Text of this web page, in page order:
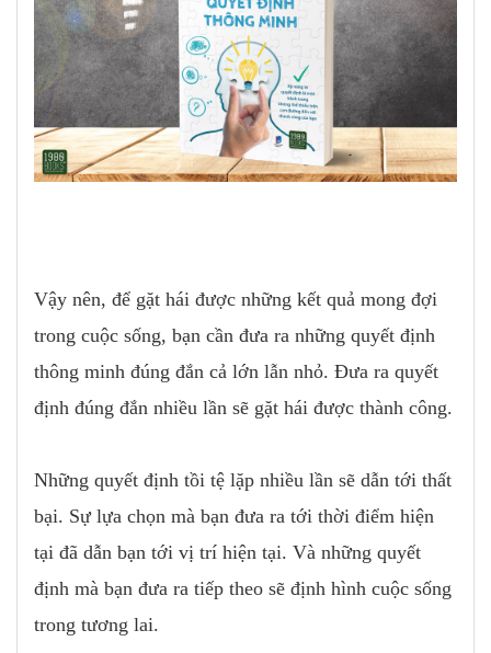
Vậy nên, để gặt hái được những kết quả mong đợi
trong cuộc sống, bạn cần đưa ra những quyết định
thông minh đúng đắn cả lớn lẫn nhỏ. Đưa ra quyết
định đúng đắn nhiều lần sẽ gặt hái được thành công.
Những quyết định tồi tệ lặp nhiều lần sẽ dẫn tới thất
bại. Sự lựa chọn mà bạn đưa ra tới thời điểm hiện
tại đã dẫn bạn tới vị trí hiện tại. Và những quyết
định mà bạn đưa ra tiếp theo sẽ định hình cuộc sống
trong tương lai.